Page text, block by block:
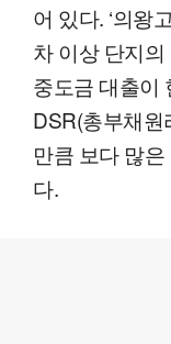
어 있다. ‘의왕
차 이상 단지
중도금 대출이
DSR(총부채원
만큼 보다 많
다.